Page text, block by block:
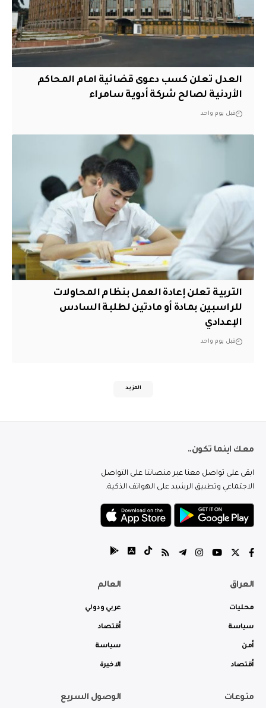
العدل تعلن كسب دعوى قضائية امام المحاكم
الأردنية لصالح شركة أدوية سامراء
قبل يوم واحد
التربية تعلن إعادة العمل بنظام المحاولات
للراسبين بمادة أو مادتين لطلبة السادس
الإعدادي
قبل يوم واحد
المزيد
معك اينما تكون..
ابقى على تواصل معنا عبر منصاتنا على التواصل
الاجتماعي وتطبيق الرشيد على الهواتف الذكية.
العراق
محليات
سياسة
أمن
أقتصاد
العالم
عربي ودولي
أقتصاد
سياسة
الاخيرة
منوعات الوصول السريع